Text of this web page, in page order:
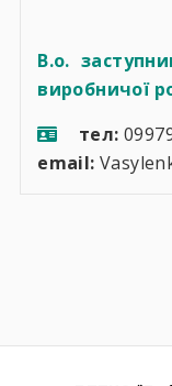
В.о.
виробничої
тел:
email: